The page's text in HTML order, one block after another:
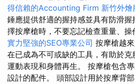
得信賴的Accounting Firm 新竹外燴
錘應提供舒適的握持感並具有防滑握
擇按摩槍時，不要忘記檢查重量、操
實力堅強的SEO專業公司 按摩槍越
在已成為不可或缺的工具，有助於
運動表現和身體再生。 按摩槍包含
設計的配件。 頭部設計用於按摩背